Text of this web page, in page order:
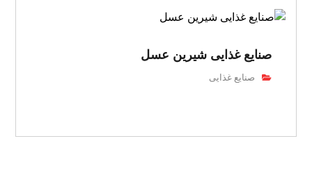
صنایع غذایی شیرین عسل
صنایع غذایی